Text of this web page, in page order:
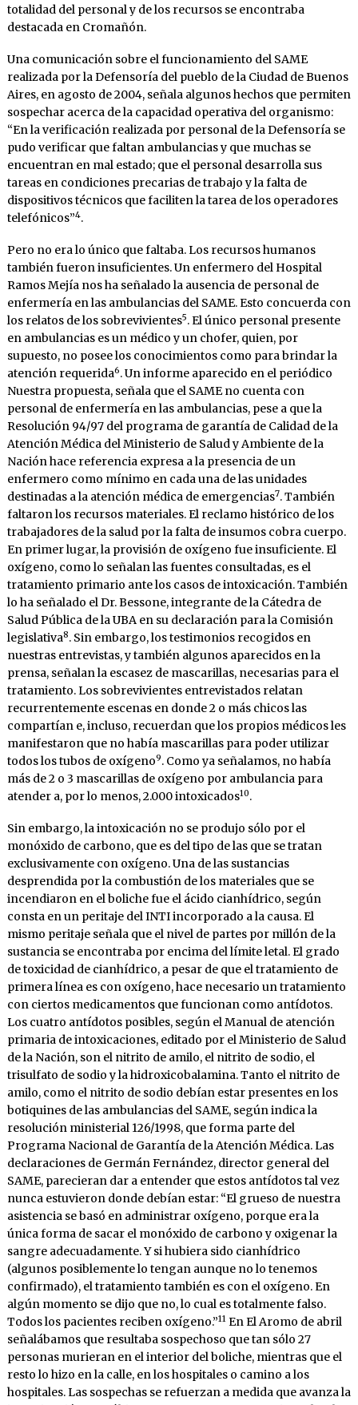
totalidad del personal y de los recursos se encontraba
destacada en Cromañón.
Una comunicación sobre el funcionamiento del SAME
realizada por la Defensoría del pueblo de la Ciudad de Buenos
Aires, en agosto de 2004, señala algunos hechos que permiten
sospechar acerca de la capacidad operativa del organismo:
“En la verificación realizada por personal de la Defensoría se
pudo verificar que faltan ambulancias y que muchas se
encuentran en mal estado; que el personal desarrolla sus
tareas en condiciones precarias de trabajo y la falta de
dispositivos técnicos que faciliten la tarea de los operadores
telefónicos”4.
Pero no era lo único que faltaba. Los recursos humanos
también fueron insuficientes. Un enfermero del Hospital
Ramos Mejía nos ha señalado la ausencia de personal de
enfermería en las ambulancias del SAME. Esto concuerda con
los relatos de los sobrevivientes5. El único personal presente
en ambulancias es un médico y un chofer, quien, por
supuesto, no posee los conocimientos como para brindar la
atención requerida6. Un informe aparecido en el periódico
Nuestra propuesta, señala que el SAME no cuenta con
personal de enfermería en las ambulancias, pese a que la
Resolución 94/97 del programa de garantía de Calidad de la
Atención Médica del Ministerio de Salud y Ambiente de la
Nación hace referencia expresa a la presencia de un
enfermero como mínimo en cada una de las unidades
destinadas a la atención médica de emergencias7. También
faltaron los recursos materiales. El reclamo histórico de los
trabajadores de la salud por la falta de insumos cobra cuerpo.
En primer lugar, la provisión de oxígeno fue insuficiente. El
oxígeno, como lo señalan las fuentes consultadas, es el
tratamiento primario ante los casos de intoxicación. También
lo ha señalado el Dr. Bessone, integrante de la Cátedra de
Salud Pública de la UBA en su declaración para la Comisión
legislativa8. Sin embargo, los testimonios recogidos en
nuestras entrevistas, y también algunos aparecidos en la
prensa, señalan la escasez de mascarillas, necesarias para el
tratamiento. Los sobrevivientes entrevistados relatan
recurrentemente escenas en donde 2 o más chicos las
compartían e, incluso, recuerdan que los propios médicos les
manifestaron que no había mascarillas para poder utilizar
todos los tubos de oxígeno9. Como ya señalamos, no había
más de 2 o 3 mascarillas de oxígeno por ambulancia para
atender a, por lo menos, 2.000 intoxicados10.
Sin embargo, la intoxicación no se produjo sólo por el
monóxido de carbono, que es del tipo de las que se tratan
exclusivamente con oxígeno. Una de las sustancias
desprendida por la combustión de los materiales que se
incendiaron en el boliche fue el ácido cianhídrico, según
consta en un peritaje del INTI incorporado a la causa. El
mismo peritaje señala que el nivel de partes por millón de la
sustancia se encontraba por encima del límite letal. El grado
de toxicidad de cianhídrico, a pesar de que el tratamiento de
primera línea es con oxígeno, hace necesario un tratamiento
con ciertos medicamentos que funcionan como antídotos.
Los cuatro antídotos posibles, según el Manual de atención
primaria de intoxicaciones, editado por el Ministerio de Salud
de la Nación, son el nitrito de amilo, el nitrito de sodio, el
trisulfato de sodio y la hidroxicobalamina. Tanto el nitrito de
amilo, como el nitrito de sodio debían estar presentes en los
botiquines de las ambulancias del SAME, según indica la
resolución ministerial 126/1998, que forma parte del
Programa Nacional de Garantía de la Atención Médica. Las
declaraciones de Germán Fernández, director general del
SAME, parecieran dar a entender que estos antídotos tal vez
nunca estuvieron donde debían estar: “El grueso de nuestra
asistencia se basó en administrar oxígeno, porque era la
única forma de sacar el monóxido de carbono y oxigenar la
sangre adecuadamente. Y si hubiera sido cianhídrico
(algunos posiblemente lo tengan aunque no lo tenemos
confirmado), el tratamiento también es con el oxígeno. En
algún momento se dijo que no, lo cual es totalmente falso.
Todos los pacientes reciben oxígeno.”11En El Aromo de abril
señalábamos que resultaba sospechoso que tan sólo 27
personas murieran en el interior del boliche, mientras que el
resto lo hizo en la calle, en los hospitales o camino a los
hospitales. Las sospechas se refuerzan a medida que avanza la